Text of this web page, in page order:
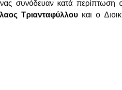
συνόδευαν κατά περίπτωση ο
Τριανταφύλλου και ο